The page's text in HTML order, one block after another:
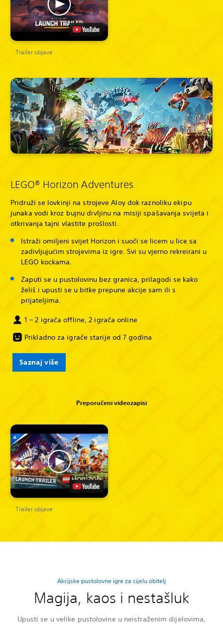
Trailer objave
LEGO® Horizon Adventures
Pridruži se lovkinji na strojeve Aloy dok raznoliku ekipu
junaka vodi kroz bujnu divljinu na misiji spašavanja svijeta i
otkrivanja tajni vlastite prošlosti.
Istraži omiljeni svijet Horizon i suoči se licem u lice sa
zadivljujućim strojevima iz igre. Svi su vjerno rekreirani u
LEGO kockama.
Zaputi se u pustolovinu bez granica, prilagodi se kako
želiš i upusti se u bitke prepune akcije sam ili s
prijateljima.
1 – 2 igrača offline, 2 igrača online
Prikladno za igrače starije od 7 godina
Saznaj više
Preporučeni videozapisi
Trailer objave
Akcijske pustolovne igre za cijelu obitelj
Magija, kaos i nestašluk
Upusti se u velike pustolovine u neistraženim dijelovima,